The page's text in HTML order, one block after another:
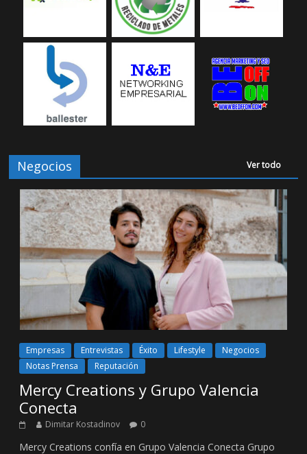
Negocios Ver todo
Empresas Entrevistas Éxito Lifestyle
Negocios
Notas Prensa
Reputación
Mercy Creations y Grupo Valencia
Conecta
Dimitar Kostadinov 0
Mercy Creations confía en Grupo Valencia Conecta Grupo